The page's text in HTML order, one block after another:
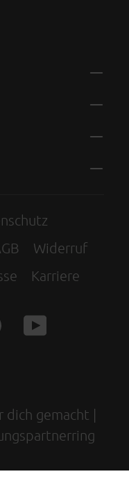
Widerruf
Karriere
gemacht |